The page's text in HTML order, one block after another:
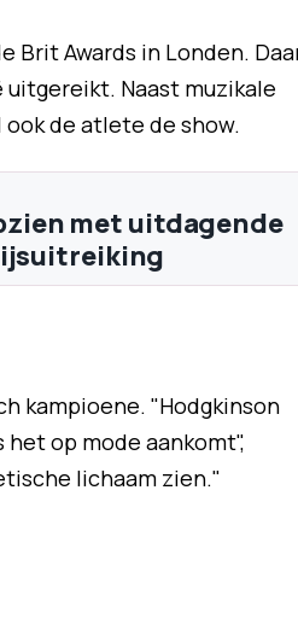
Brit Awards in Londen.
Naast muzikale
de atlete de show.
met uitdagende
kampioene. "Hodgkinson
op mode aankomt",
lichaam zien."